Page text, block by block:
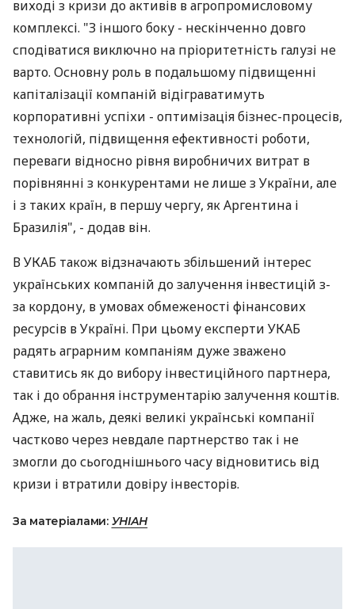
виході з кризи до активів в агропромисловому
комплексі. "З іншого боку - нескінченно довго
сподіватися виключно на пріоритетність галузі не
варто. Основну роль в подальшому підвищенні
капіталізації компаній відіграватимуть
корпоративні успіхи - оптимізація бізнес-процесів,
технологій, підвищення ефективності роботи,
переваги відносно рівня виробничих витрат в
порівнянні з конкурентами не лише з України, але
і з таких країн, в першу чергу, як Аргентина і
Бразилія", - додав він.
В УКАБ також відзначають збільшений інтерес
українських компаній до залучення інвестицій з-
за кордону, в умовах обмеженості фінансових
ресурсів в Україні. При цьому експерти УКАБ
радять аграрним компаніям дуже зважено
ставитись як до вибору інвестиційного партнера,
так і до обрання інструментарію залучення коштів.
Адже, на жаль, деякі великі українські компанії
частково через невдале партнерство так і не
змогли до сьогоднішнього часу відновитись від
кризи і втратили довіру інвесторів.
За матеріалами: УНІАН